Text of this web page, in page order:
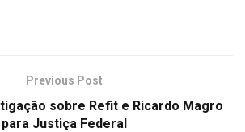
Previous Post
sobre Refit e Ricardo Magro
para Justiça Federal